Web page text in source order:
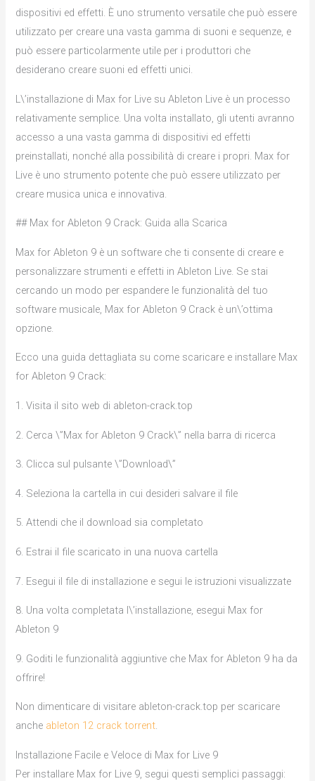
dispositivi ed effetti. È uno strumento versatile che può essere
utilizzato per creare una vasta gamma di suoni e sequenze, e
può essere particolarmente utile per i produttori che
desiderano creare suoni ed effetti unici.
L\’installazione di Max for Live su Ableton Live è un processo
relativamente semplice. Una volta installato, gli utenti avranno
accesso a una vasta gamma di dispositivi ed effetti
preinstallati, nonché alla possibilità di creare i propri. Max for
Live è uno strumento potente che può essere utilizzato per
creare musica unica e innovativa.
## Max for Ableton 9 Crack: Guida alla Scarica
Max for Ableton 9 è un software che ti consente di creare e
personalizzare strumenti e effetti in Ableton Live. Se stai
cercando un modo per espandere le funzionalità del tuo
software musicale, Max for Ableton 9 Crack è un\’ottima
opzione.
Ecco una guida dettagliata su come scaricare e installare Max
for Ableton 9 Crack:
1. Visita il sito web di ableton-crack.top
2. Cerca \”Max for Ableton 9 Crack\” nella barra di ricerca
3. Clicca sul pulsante \”Download\”
4. Seleziona la cartella in cui desideri salvare il file
5. Attendi che il download sia completato
6. Estrai il file scaricato in una nuova cartella
7. Esegui il file di installazione e segui le istruzioni visualizzate
8. Una volta completata l\’installazione, esegui Max for
Ableton 9
9. Goditi le funzionalità aggiuntive che Max for Ableton 9 ha da
offrire!
Non dimenticare di visitare ableton-crack.top per scaricare
anche ableton 12 crack torrent.
Installazione Facile e Veloce di Max for Live 9
Per installare Max for Live 9, segui questi semplici passaggi: